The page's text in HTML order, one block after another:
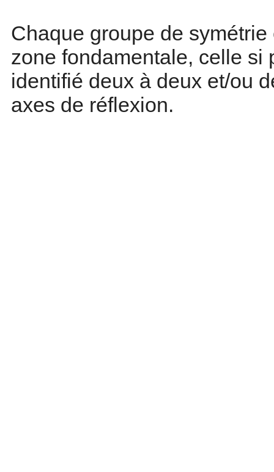
Chaque groupe de
zone fondamentale, celle si
identifié deux à deux et/ou
axes de réflexion.